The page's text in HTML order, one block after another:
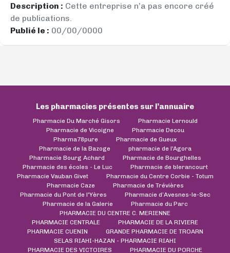
Description : Cette entreprise n’a pas encore créé
de publications.
Publié le : 00/00/0000
Les pharmacies présentes sur l’annuaire
Pharmacie Du Marché Gisors
Pharmacie Lernould
Pharmacie de Vicoigne
Pharmacie Decou
Pharma78pure
Pharmacie de Gueux
Pharmacie de la Bazoge
pharmacie de l'Agora
Pharmacie Bourg Achard
Pharmacie de Bourghelles
Pharmacie des écoles - Le Luc
Pharmacie de blerancourt
Pharmacie Vauban Givet
Pharmacie du Centre Corbie - Totum
Pharmacie Caze
Pharmacie de Trévières
Pharmacie du Pont de l'Yères
Pharmacie d’Avesnes-le-Sec
Pharmacie de la Galerie
Pharmacie du Parc
PHARMACIE DU CENTRE C. MERIENNE
PHARMACIE CENTRALE
PHARMACIE DE LA RIVIERE
PHARMACIE CUENIN
GRANDE PHARMACIE DE TROARN
SELAS RIAHI-HAZAN - PHARMACIE RIAHI
PHARMACIE DES VICTOIRES
PHARMACIE DU PORCHE